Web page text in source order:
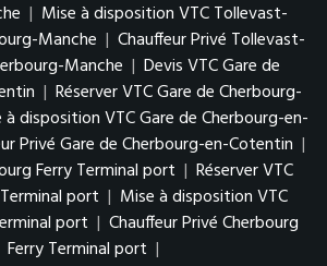
| Mise à disposition VTC Tollevast-
Manche | Chauffeur Privé Tollevast-
Manche | Devis VTC Gare de
| Réserver VTC Gare de Cherbourg-
à disposition VTC Gare de Cherbourg-en-
Privé Gare de Cherbourg-en-Cotentin |
Ferry Terminal port | Réserver VTC
port | Mise à disposition VTC
port | Chauffeur Privé Cherbourg
Ferry Terminal port |